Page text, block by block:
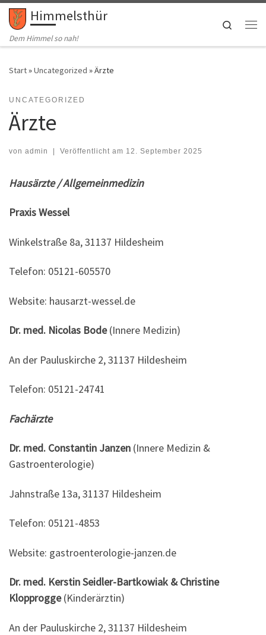
Zum Inhalt springen
Himmelsthür
Dem Himmel so nah!
Search
Start»Uncategorized »Ärzte
UNCATEGORIZED
Ärzte
von admin | Veröffentlicht am 12. September 2025
Hausärzte / Allgemeinmedizin
Praxis Wessel
Winkelstraße 8a, 31137 Hildesheim
Telefon: 05121-605570
Website: hausarzt-wessel.de
Dr. med. Nicolas Bode(Innere Medizin)
An der Pauluskirche 2, 31137 Hildesheim
Telefon: 05121-24741
Fachärzte
Dr. med. Constantin Janzen (Innere Medizin &
Gastroenterologie)
Jahnstraße 13a, 31137 Hildesheim
Telefon: 05121-4853
Website: gastroenterologie-janzen.de
Dr. med. Kerstin Seidler-Bartkowiak & Christine
Klopprogge(Kinderärztin)
An der Pauluskirche 2, 31137 Hildesheim